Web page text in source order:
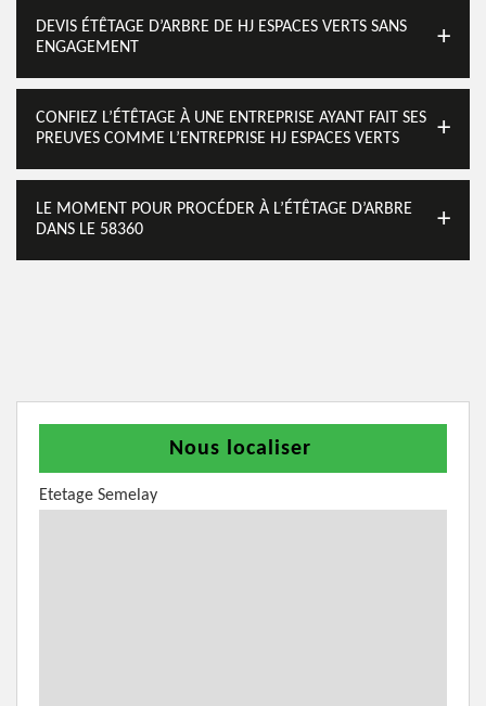
DEVIS ÉTÊTAGE D’ARBRE DE HJ ESPACES VERTS SANS
ENGAGEMENT
CONFIEZ L’ÉTÊTAGE À UNE ENTREPRISE AYANT FAIT SES
PREUVES COMME L’ENTREPRISE HJ ESPACES VERTS
LE MOMENT POUR PROCÉDER À L’ÉTÊTAGE D’ARBRE
DANS LE 58360
Nous localiser
Etetage Semelay